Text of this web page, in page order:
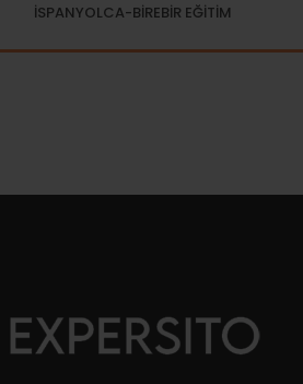
İSPANYOLCA-BİREBİR EĞİTİM